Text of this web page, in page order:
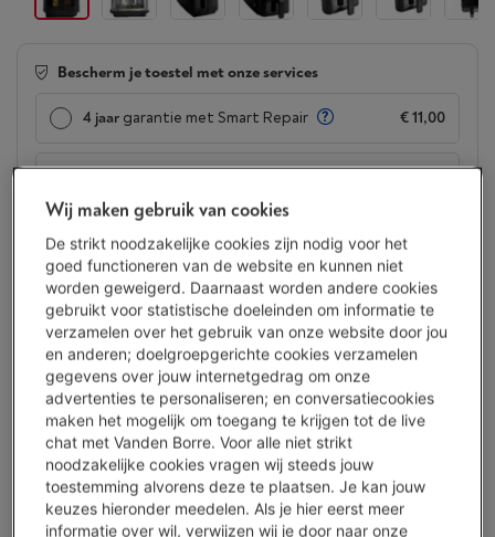
Bescherm je toestel met onze services
4 jaar garantie met Smart Repair € 11,00
€ 99,95
Ofbetalen per maand -Simulatie
Let op, geld lenen kost ook geld.
Minder dan 5 in stock, bestel nu!
Koop nu
Vergelijken
Wij maken gebruik van cookies
De strikt noodzakelijke cookies zijn nodig voor het
goed functioneren van de website en kunnen niet
worden geweigerd. Daarnaast worden andere cookies
gebruikt voor statistische doeleinden om informatie te
verzamelen over het gebruik van onze website door jou
en anderen; doelgroepgerichte cookies verzamelen
gegevens over jouw internetgedrag om onze
advertenties te personaliseren; en conversatiecookies
maken het mogelijk om toegang te krijgen tot de live
chat met Vanden Borre. Voor alle niet strikt
noodzakelijke cookies vragen wij steeds jouw
toestemming alvorens deze te plaatsen. Je kan jouw
keuzes hieronder meedelen. Als je hier eerst meer
informatie over wil, verwijzen wij je door naar onze